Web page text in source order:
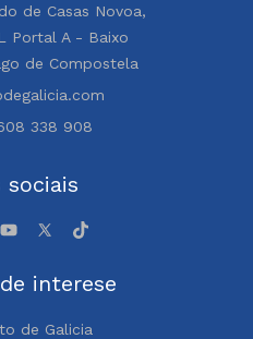
de Casas Novoa,
Portal A - Baixo
de Compostela
338 908
sociais
interese
de Galicia